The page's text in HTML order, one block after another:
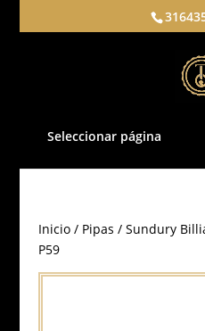
Seleccionar página
Inicio/ Pipas / Sundury
P59